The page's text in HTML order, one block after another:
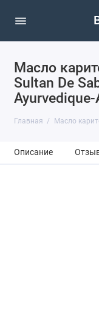
Масло
Sultan De
Главная Масло
Описание